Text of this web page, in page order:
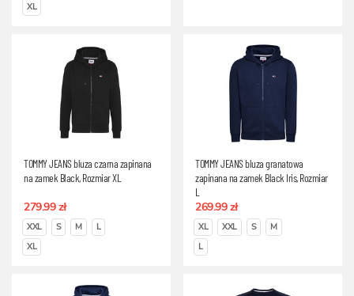
XL
TOMMY JEANS bluza czarna zapinana
na zamek Black, Rozmiar XL
279.99 zł
XXL S M
L
XL
TOMMY JEANS bluza granatowa
zapinana na zamek Black Iris, Rozmiar
L
269.99 zł
XL XXL S
M
L